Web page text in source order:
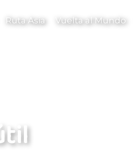
Ruta Asia Vuelta al Mundo